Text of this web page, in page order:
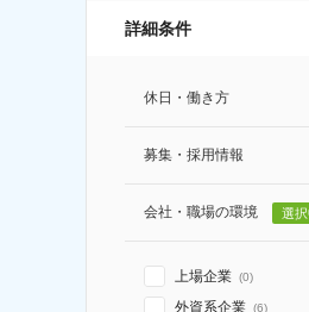
詳細条件
休日・働き方
募集・採用情報
会社・職場の環境 選択
上場企業 (0)
外資系企業 (6)